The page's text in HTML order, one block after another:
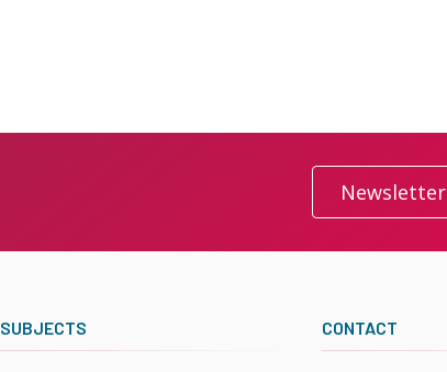
Newsletter
SUBJECTS CONTACT